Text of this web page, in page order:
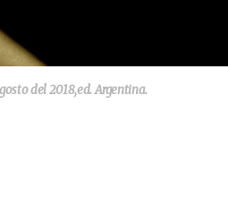
del 2018,ed. Argentina.